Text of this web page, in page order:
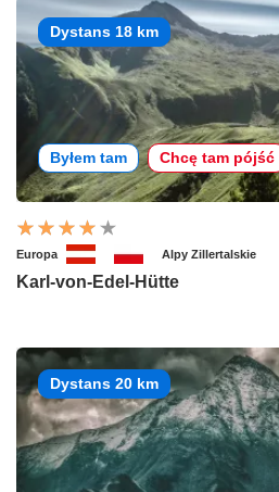
Dystans 18 km
Byłem tam Chcę tam pójść
Europa Alpy Zillertalskie
Karl-von-Edel-Hütte
Dystans 20 km